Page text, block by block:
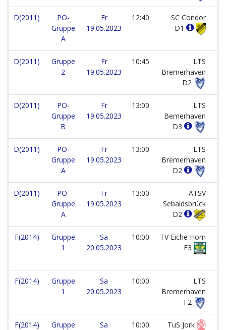
D(2011)
PO-
Gruppe
A
Fr
19.05.2023
12:40
SC Condor
D1
D(2011)
Gruppe
2
Fr
19.05.2023
10:45
LTS
Bremerhaven
D2
D(2011)
PO-
Gruppe
B
Fr
19.05.2023
13:00
LTS
Bemerhaven
D3
D(2011)
PO-
Gruppe
A
Fr
19.05.2023
13:00
LTS
Bremerhaven
D2
D(2011)
PO-
Gruppe
A
Fr
19.05.2023
13:00
ATSV
Sebaldsbrück
D2
F(2014)
Gruppe
1
Sa
20.05.2023
10:00
TV Eiche Horn
F3
F(2014)
Gruppe
1
Sa
20.05.2023
10:00
LTS
Bremerhaven
F2
F(2014)
Gruppe
Sa
10:00 TuS Jork